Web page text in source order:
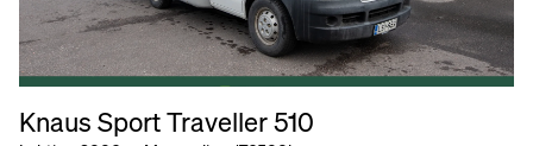
Knaus Sport Traveller 510